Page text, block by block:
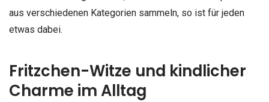
aus verschiedenen Kategorien sammeln, so ist für jeden
etwas dabei.
Fritzchen-Witze und kindlicher
Charme im Alltag